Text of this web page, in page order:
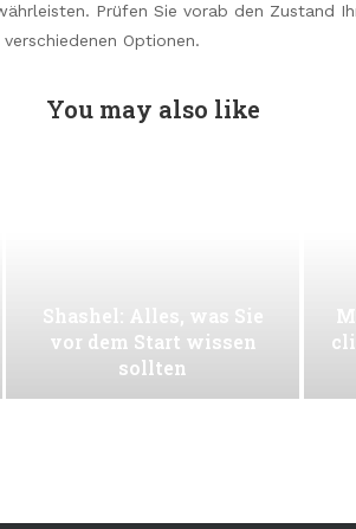
Prüfen Sie vorab den Zustand
Optionen.
You may also like
Shashel: Alles, was Sie
vor dem Start wissen
sollten